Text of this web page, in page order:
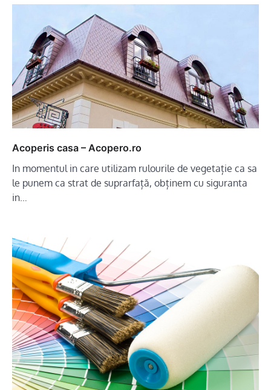
Acoperis casa – Acopero.ro
In momentul in care utilizam rulourile de vegetație ca sa
le punem ca strat de suprarfață, obținem cu siguranta
in…